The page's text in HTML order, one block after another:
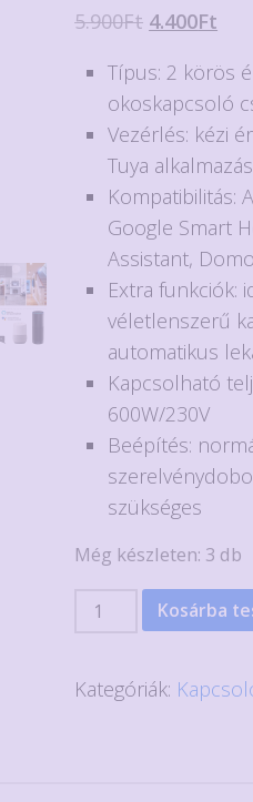
5.900Ft Original
was:
5.900Ft.
4.400Ft
is:
Típus: 2 körös
okoskapcsoló
Vezérlés: kézi
Tuya
Kompatibilitás:
Google Smart
Assistant,
Extra funkciók:
véletlenszerű
automatikus
Kapcsolható
600W/230V
Beépítés:
szükséges
Még készleten: 3 db
Okos
Tuya
Kosárba
Kategóriák: